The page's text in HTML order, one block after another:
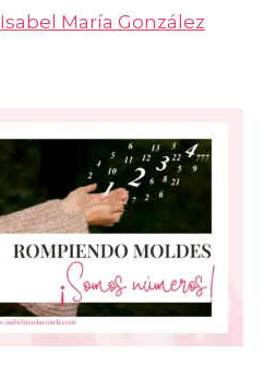
Isabel María González